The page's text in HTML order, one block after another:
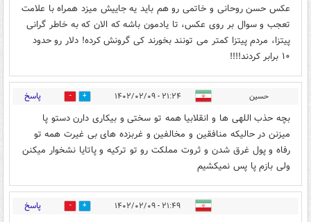
عکس حسن روحانی و خاتمی رو هم باید یه جاییش میزد همراه با علامت
تعجب و سوال بر روی عکس، تا یادمون باشه که الان که به خاطر گرانی
پیتزا، مردم پیتزا کمتر می تونند بخورند کی گرونش کرده! دلار رو حدود
۱۰ برابر کردند!!!!
حسین ۲۱:۲۴ - ۱۴۰۲/۰۲/۰۹ 44 پاسخ
بچه حذب اللهی ها و انقلابیا همه تو سختی و بیکاری دارن دستو پا
میزنن در حالیکه منافقین و مخالفین و غربزده های بی غیرت همه تو
رفاه و پول غرق شدن و ثروت مملکت رو تو ترکیه و پاتایا نشخوار میکنن
ولی بازم پا پس نمیکشیم
۲۱:۴۹ - ۱۴۰۲/۰۲/۰۹ 65 پاسخ